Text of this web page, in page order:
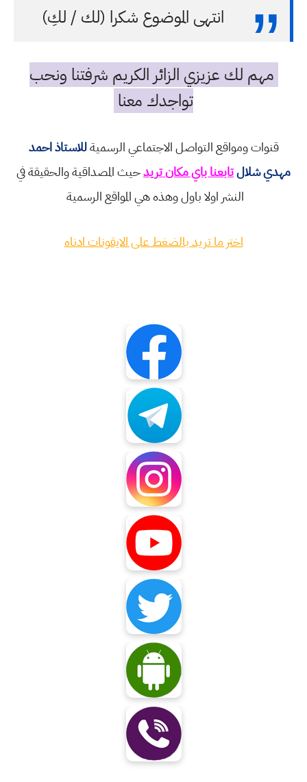
انتهى الموضوع شكرا (لك / لكِ)
مهم لك عزيزي الزائر الكريم شرفتنا ونحب
تواجدك معنا
قنوات ومواقع التواصل الاجتماعي الرسميةللاستاذ احمد
مهدي شلالتابعنا باي مكان تريدحيث المصداقية والحقيقة في
النشر اولا باول وهذه هي المواقع الرسمية
اختر ما تريد بالضغط على الايقونات ادناه